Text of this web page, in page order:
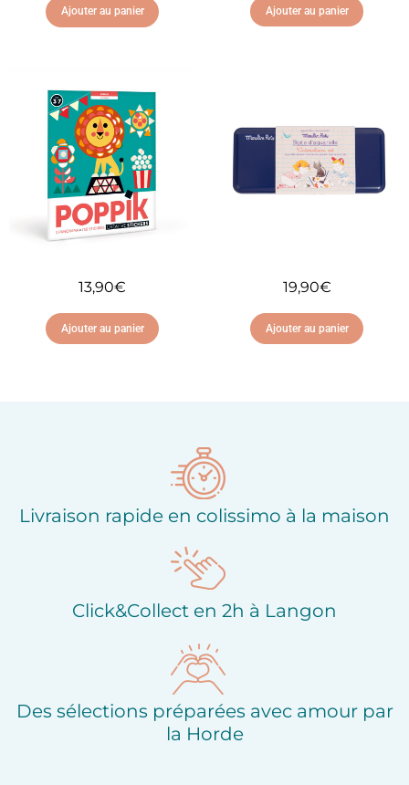
Ajouter au panier
Ajouter à ma liste
d'envies
Ajouter au panier
d'envies
13,90€
Ajouter au panier
19,90€
Ajouter au panier
Livraison rapide en colissimo à la maison
Click&Collect en 2h à Langon
Des sélections préparées avec amour par
la Horde